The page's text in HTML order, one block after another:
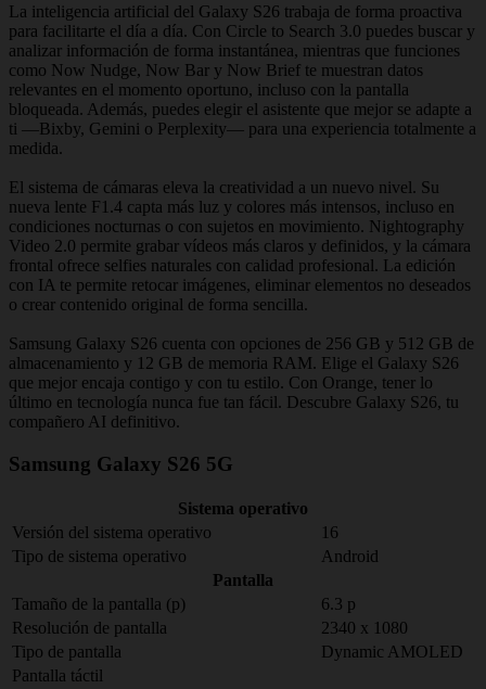
La inteligencia artificial del Galaxy S26 trabaja de forma proactiva
para facilitarte el día a día. Con Circle to Search 3.0 puedes buscar y
analizar información de forma instantánea, mientras que funciones
como Now Nudge, Now Bar y Now Brief te muestran datos
relevantes en el momento oportuno, incluso con la pantalla
bloqueada. Además, puedes elegir el asistente que mejor se adapte a
ti —Bixby, Gemini o Perplexity— para una experiencia totalmente a
medida.
El sistema de cámaras eleva la creatividad a un nuevo nivel. Su
nueva lente F1.4 capta más luz y colores más intensos, incluso en
condiciones nocturnas o con sujetos en movimiento. Nightography
Video 2.0 permite grabar vídeos más claros y definidos, y la cámara
frontal ofrece selfies naturales con calidad profesional. La edición
con IA te permite retocar imágenes, eliminar elementos no deseados
o crear contenido original de forma sencilla.
Samsung Galaxy S26 cuenta con opciones de 256 GB y 512 GB de
almacenamiento y 12 GB de memoria RAM. Elige el Galaxy S26
que mejor encaja contigo y con tu estilo. Con Orange, tener lo
último en tecnología nunca fue tan fácil. Descubre Galaxy S26, tu
compañero AI definitivo.
Samsung Galaxy S26 5G
Sistema operativo
Versión del sistema operativo
16
Tipo de sistema operativo
Android
Pantalla
Tamaño de la pantalla (p)
6.3 p
Resolución de pantalla
2340 x 1080
Tipo de pantalla
Dynamic AMOLED
Pantalla táctil